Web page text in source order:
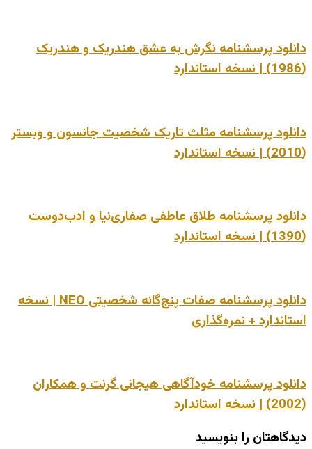
پرسشنامه نگرش به عشق هندریک و هندریک
پرسشنامه مثلث تاریک شخصیت جانسون و وبستر
پرسشنامه طلاق عاطفی صفاری‌نیا و ادب‌دوست
دانلود پرسشنامه صفات پنج‌گانه شخصیتی NEO | نسخه
+ نمره‌گذاری
پرسشنامه خودآگاهی هیجانی گرنت و همکاران
را بنویسید